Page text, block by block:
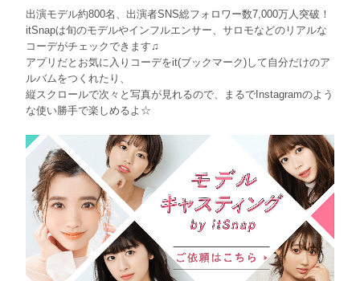
出演モデル約800名、出演者SNS総フォロワー数7,000万人突破！
itSnapは旬のモデルやインフルエンサー、サロモなどのリアルな
コーデがチェックできます♫
アプリだとお気に入りコーデをit(ブックマーク)して自分だけのア
ルバムをつくれたり、
縦スクロールで次々と写真が見れるので、まるでInstagramのよう
な使い勝手で楽しめるよ☆